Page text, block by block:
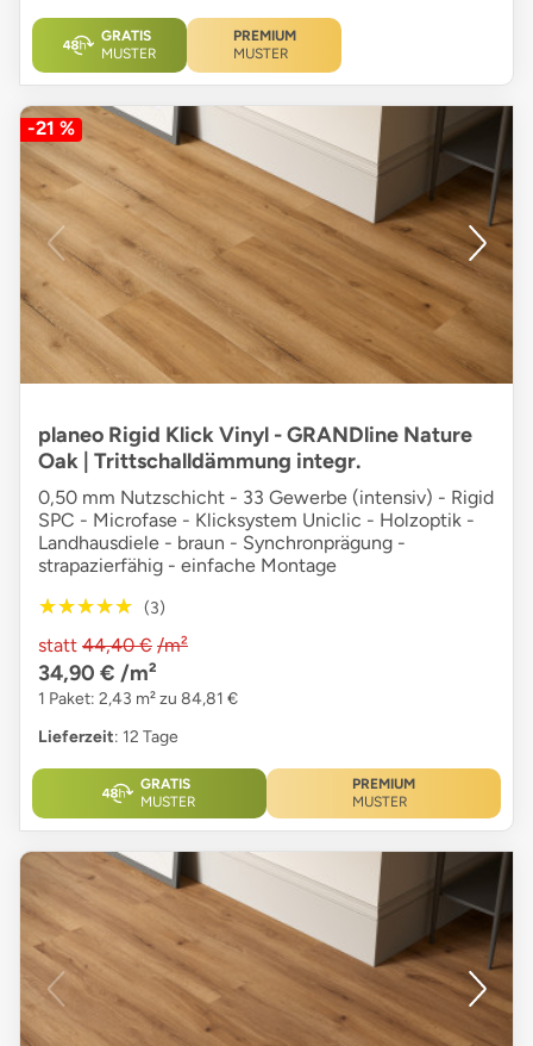
GRATIS
MUSTER
PREMIUM
MUSTER
-21 %
planeo Rigid Klick Vinyl - GRANDline Nature
Oak | Trittschalldämmung integr.
0,50 mm Nutzschicht - 33 Gewerbe (intensiv) - Rigid
SPC - Microfase - Klicksystem Uniclic - Holzoptik -
Landhausdiele - braun - Synchronprägung -
strapazierfähig - einfache Montage
★★★★★
★★★★★ (3)
statt 44,40 € /m²
34,90 € /m²
1 Paket: 2,43 m² zu 84,81 €
Lieferzeit: 12 Tage
GRATIS
MUSTER
PREMIUM
MUSTER